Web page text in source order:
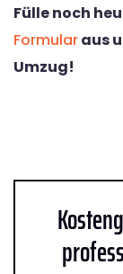
Fülle noch
Formularaus
Umzug!